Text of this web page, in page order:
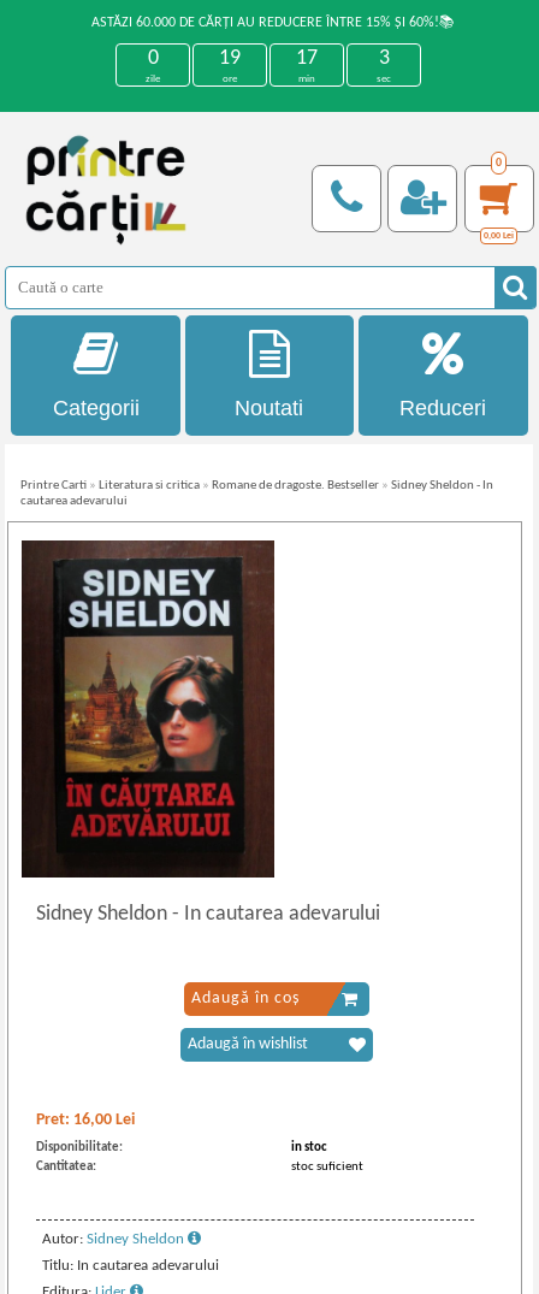
ASTĂZI 60.000 DE CĂRȚI AU REDUCERE ÎNTRE 15% ȘI 60%!📚
0
zile
19
ore
17
min
3
sec
0
0,00 Lei
Categorii Noutati Reduceri
Printre Carti » Literatura si critica » Romane de dragoste. Bestseller »Sidney Sheldon - In
cautarea adevarului
Sidney Sheldon- In cautarea adevarului
Pret: 16,00 Lei
Disponibilitate:
in stoc
Cantitatea:
stoc suficient
Autor:Sidney Sheldon
Titlu: In cautarea adevarului
Adaugă în coș
Adaugă în wishlist